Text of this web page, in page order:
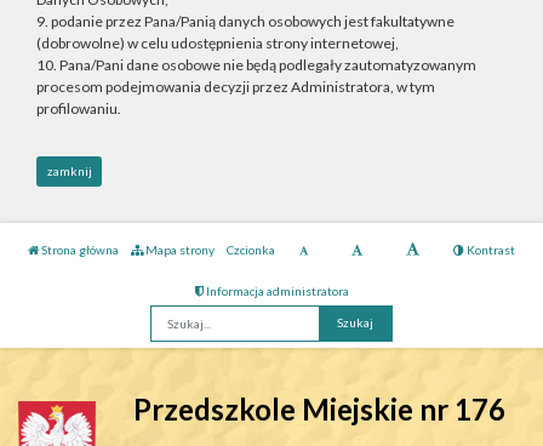
9. podanie przez Pana/Panią danych osobowych jest fakultatywne
(dobrowolne) w celu udostępnienia strony internetowej,
10. Pana/Pani dane osobowe nie będą podlegały zautomatyzowanym
procesom podejmowania decyzji przez Administratora, w tym
profilowaniu.
zamknij
Strona główna Mapa strony Czcionka Kontrast
Informacja administratora
Fraza
Przedszkole Miejskie nr 176